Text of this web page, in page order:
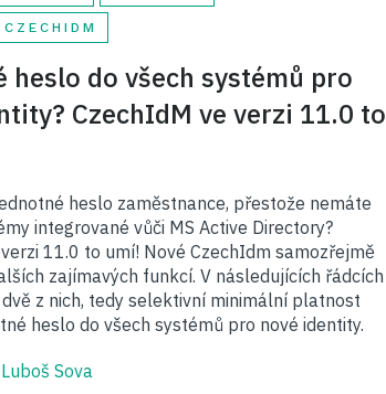
heslo do všech systémů pro
CzechIdM ve verzi 11.0 to
heslo zaměstnance, přestože nemáte
integrované vůči MS Active Directory?
11.0 to umí! Nové CzechIdm samozřejmě
zajímavých funkcí. V následujících řádcích
z nich, tedy selektivní minimální platnost
heslo do všech systémů pro nové identity.
Luboš Sova